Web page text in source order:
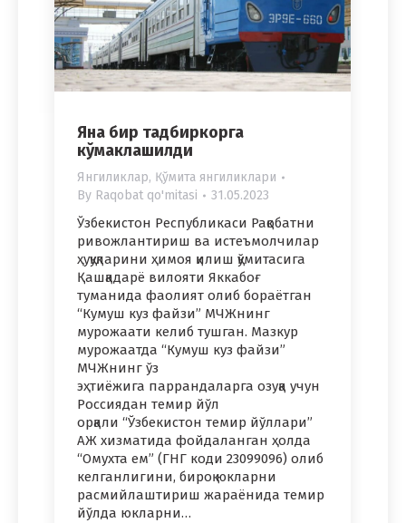
Яна бир тадбиркорга
кўмаклашилди
Янгиликлар, Қўмита янгиликлари
By Raqobat qo'mitasi 31.05.2023
Ўзбекистон Республикаси Рақобатни
ривожлантириш ва истеъмолчилар
ҳуқуқларини ҳимоя қилиш қўмитасига
Қашқадарё вилояти Яккабоғ
туманида фаолият олиб бораётган
“Кумуш куз файзи” МЧЖнинг
мурожаати келиб тушган. Мазкур
мурожаатда “Кумуш куз файзи”
МЧЖнинг ўз
эҳтиёжига паррандаларга озуқа учун
Россиядан темир йўл
орқали “Ўзбекистон темир йўллари”
АЖ хизматида фойдаланган ҳолда
“Омухта ем” (ГНГ коди 23099096) олиб
келганлигини, бироқ юкларни
расмийлаштириш жараёнида темир
йўлда юкларни…